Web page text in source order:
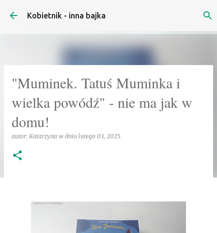
Przejdź do głównej zawartości
Kobietnik - inna bajka
"Muminek. Tatuś Muminka i
wielka powódź" - nie ma jak w
domu!
autor: Katarzyna w dniu lutego 03, 2025